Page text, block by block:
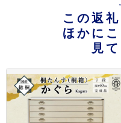
この返
ほかに
見